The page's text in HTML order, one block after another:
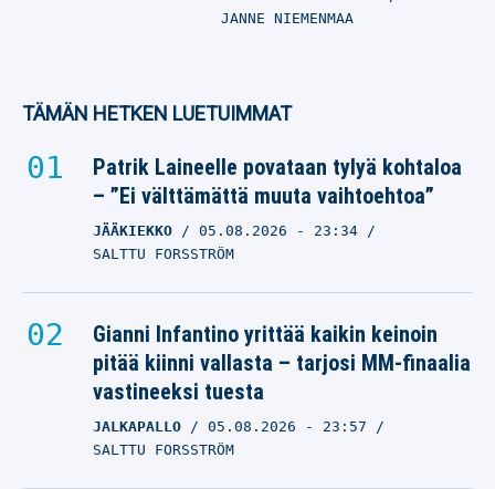
JANNE NIEMENMAA
TÄMÄN HETKEN LUETUIMMAT
Patrik Laineelle povataan tylyä kohtaloa
– ”Ei välttämättä muuta vaihtoehtoa”
JÄÄKIEKKO 05.08.2026 - 23:34
SALTTU FORSSTRÖM
Gianni Infantino yrittää kaikin keinoin
pitää kiinni vallasta – tarjosi MM-finaalia
vastineeksi tuesta
JALKAPALLO 05.08.2026 - 23:57
SALTTU FORSSTRÖM